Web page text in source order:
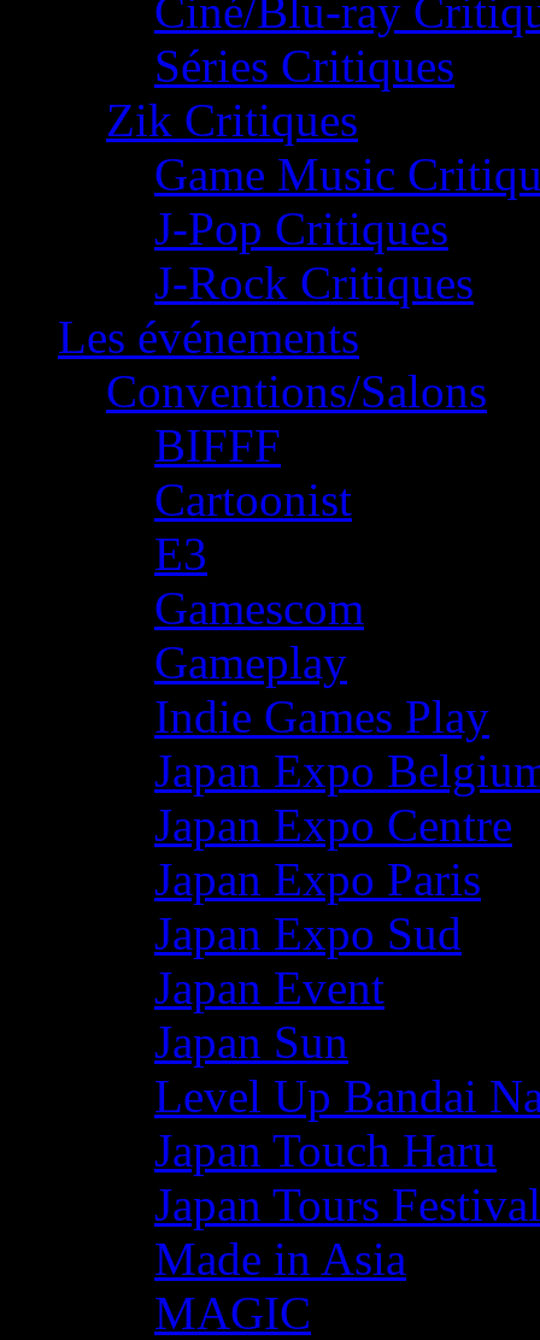
Ciné/Blu-ray
Séries Critiques
Zik Critiques
Game Music
J-Pop Critiques
J-Rock Critiques
Les événements
Conventions/Salons
BIFFF
Cartoonist
E3
Gamescom
Gameplay
Indie Games Play
Japan Expo
Japan Expo Centre
Japan Expo Paris
Japan Expo Sud
Japan Event
Japan Sun
Level Up Bandai
Japan Touch Haru
Japan Tours Festival
Made in Asia
MAGIC